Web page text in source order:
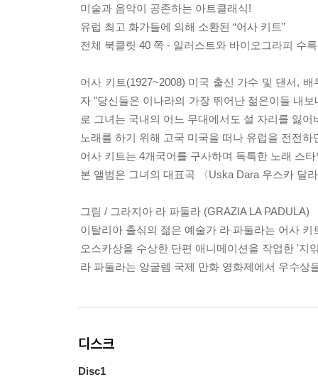
미술과 음악이 공존하는 아트클래식!
유럽 최고 화가들에 의해 소환된 “어사 키트”
전체 북클릿 40 쪽 - 일러스트와 바이오그라피 수
어사 키트(1927~2008) 미국 출신 가수 및 댄서,
자 "당신들은 이나라의 가장 뛰어난 젊은이들 내
로 그녀는 국내의 어느 무대에서도 설 자리를 잃어
노래를 하기 위해 고국 미국을 떠나 유럽을 전전
어사 키트는 4개국어를 구사하며 독특한 노래 스
본 앨범은 그녀의 대표곡
〈Uska Dara 우스카 달
그림 / 그라지아 라 파둘라 (GRAZIA LA PADULA)
이탈리아 출싞의 젊은 예술가 라 파둘라는 어사
오스카상을 수상한 단편 애니메이션을 작업한 '지
라 파둘라는 앙굴렘 국제 만화 영화제에서 우수상
디스크
Disc1